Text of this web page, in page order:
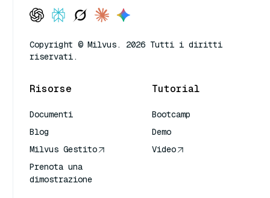
Copyright © Milvus. 2026 Tutti i diritti
riservati.
Risorse
Documenti
Blog
Milvus Gestito
Prenota una
dimostrazione
Tutorial
Bootcamp
Demo
Video